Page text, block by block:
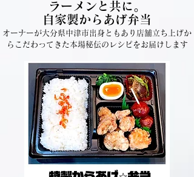
ラーメンと共に。
自家製からあげ弁当
オーナーが大分県中津市出身ともあり店舗立ち上げか
らこだわってきた本場秘伝のレシピをお届けします